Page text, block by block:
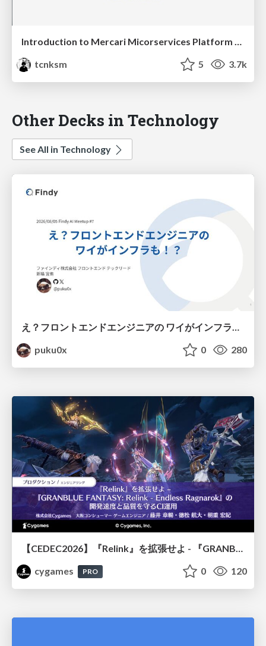
Introduction to Mercari Micorservices Platform Team
tcnksm
5 3.7k
Other Decks in Technology
See All in Technology
puku0x
0 280
【CEDEC2026】『Relink』を拡張せよ - 『GRANBLUE FANTASY: Relink - Endless Ragnarok』の開発速度と品質を守るCI運用
cygames
PRO 0 120